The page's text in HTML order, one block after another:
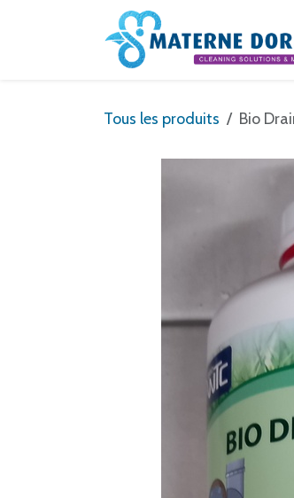
Se rendre au contenu
Tous les produits Bio